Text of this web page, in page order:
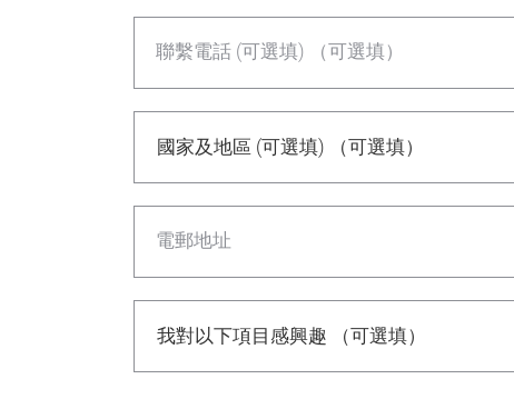
聯繫電話 (可選填) （可選填）
電郵地址